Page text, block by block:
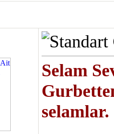
Selam
selamlar.